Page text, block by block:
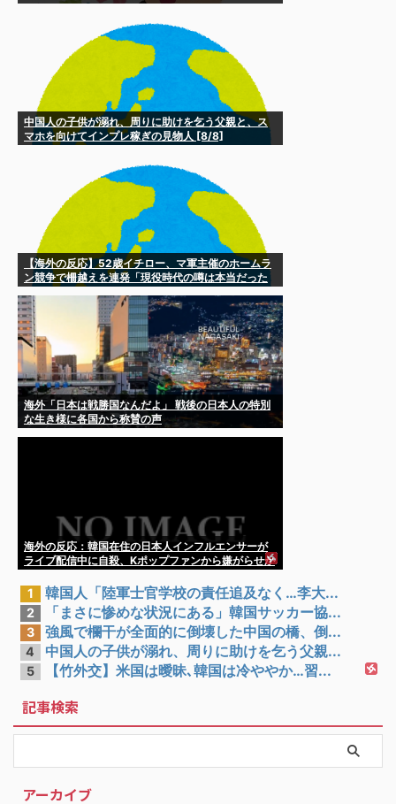
中国人の子供が溺れ、周りに助けを乞う父親と、ス
マホを向けてインプレ稼ぎの見物人 [8/8]
【海外の反応】52歳イチロー、マ軍主催のホームラ
ン競争で柵越えを連発「現役時代の噂は本当だった
海外「日本は戦勝国なんだよ」 戦後の日本人の特別
な生き様に各国から称賛の声
海外の反応：韓国在住の日本人インフルエンサーが
ライブ配信中に自殺、Kポップファンから嫌がらせか
1 韓国人「陸軍士官学校の責任追及なく…李大...
2 「まさに惨めな状況にある」韓国サッカー協...
3 強風で欄干が全面的に倒壊した中国の橋、倒...
4 中国人の子供が溺れ、周りに助けを乞う父親...
5 【竹外交】米国は曖昧､韓国は冷ややか…習...
記事検索
アーカイブ